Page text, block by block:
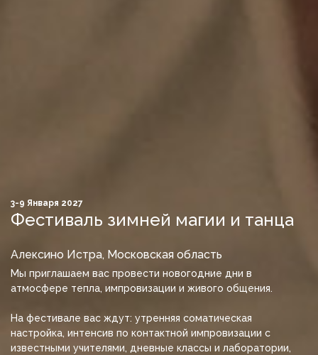
3-9 Января 2027
Фестиваль зимней магии и танца
Алексино Истра, Московская область
Мы приглашаем вас провести новогодние дни в
атмосфере тепла, импровизации и живого общения.
На фестивале вас ждут: утренняя соматическая
настройка, интенсив по контактной импровизации с
известными учителями, дневные классы и лаборатории,